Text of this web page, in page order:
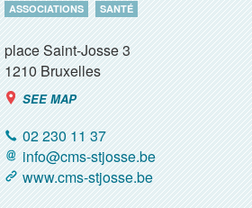
ASSOCIATIONS SANTÉ
place Saint-Josse 3
1210Bruxelles
SEE MAP
02 230 11 37
info@cms-stjosse.be
www.cms-stjosse.be